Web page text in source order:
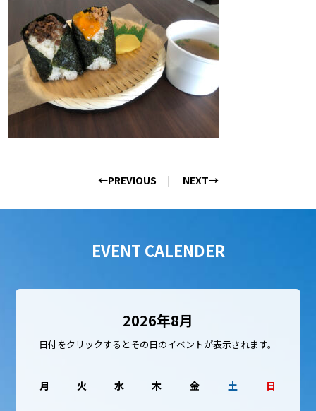
←PREVIOUS NEXT→
EVENT CALENDER
2026年8月
日付をクリックするとその日のイベントが表示されます。
月 火 水 木 金 土 日